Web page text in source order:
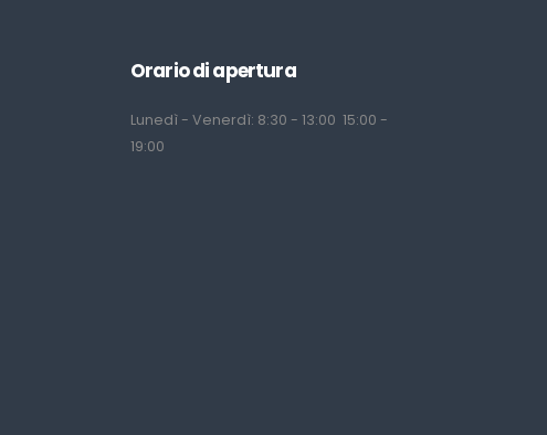
Orario di apertura
Lunedì - Venerdì: 8:30 - 13:00 15:00 -
19:00